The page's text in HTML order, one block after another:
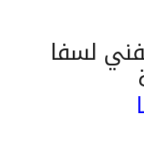
لسفا